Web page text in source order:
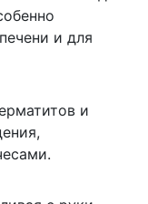
и для
и